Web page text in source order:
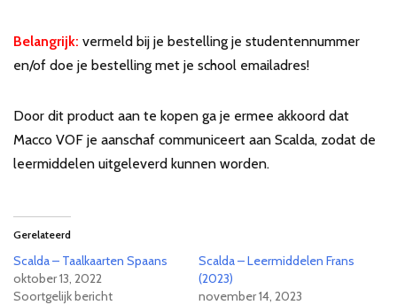
Belangrijk: vermeld bij je bestelling je studentennummer
en/of doe je bestelling met je school emailadres!
Door dit product aan te kopen ga je ermee akkoord dat
Macco VOF je aanschaf communiceert aan Scalda, zodat de
leermiddelen uitgeleverd kunnen worden.
Gerelateerd
Scalda – Taalkaarten Spaans
oktober 13, 2022
Soortgelijk bericht
Scalda – Leermiddelen Frans
(2023)
november 14, 2023